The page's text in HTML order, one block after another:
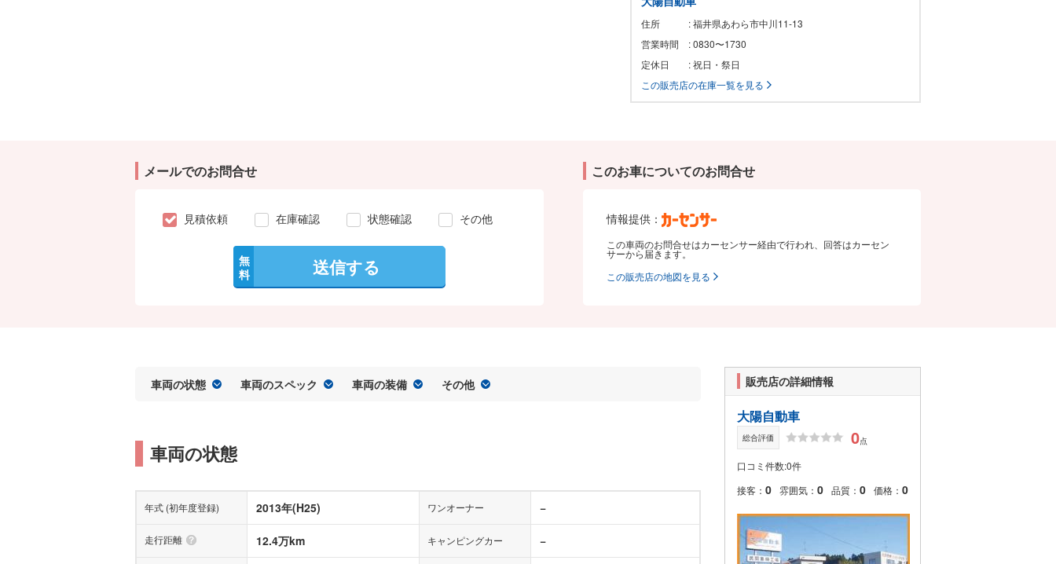
住所
: 福井県あわら市中川11-13
営業時間
: 0830〜1730
定休日
: 祝日・祭日
この販売店の在庫一覧を見る
メールでのお問合せ
見積依頼 在庫確認 状態確認 その他
無
料
送信する
このお車についてのお問合せ
情報提供：
この車両のお問合せはカーセンサー経由で行われ、回答はカーセン
サーから届きます。
この販売店の地図を見る
車両の状態 車両のスペック 車両の装備 その他
車両の状態
年式 (初年度登録) 2013年(H25) ワンオーナー −
走行距離 12.4万km キャンピングカー −
販売店の詳細情報
大陽自動車
総合評価 0点
口コミ件数:0件
接客： 0 雰囲気： 0 品質： 0 価格： 0